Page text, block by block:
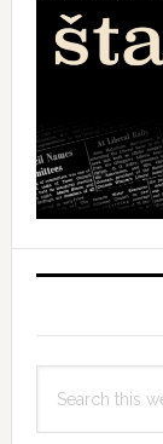
this